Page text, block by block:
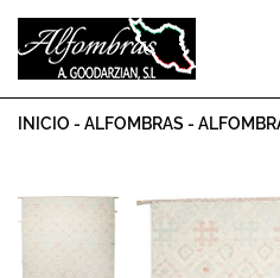
INICIO - ALFOMBRAS -